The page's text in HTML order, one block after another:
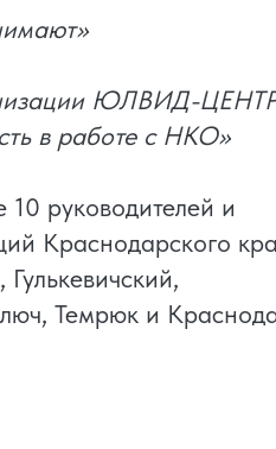
ЮЛВИД-
в работе с НКО»
10 руководителей и
Краснодарского
Темрюк и